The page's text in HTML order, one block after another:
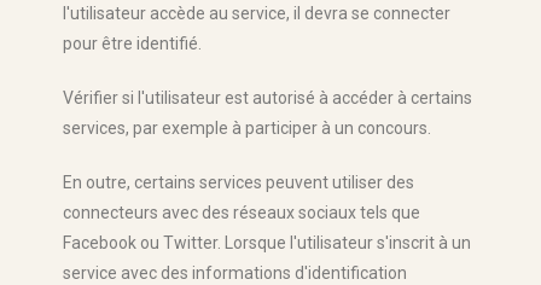
l'utilisateur accède au service, il devra se connecter
pour être identifié.
Vérifier si l'utilisateur est autorisé à accéder à certains
services, par exemple à participer à un concours.
En outre, certains services peuvent utiliser des
connecteurs avec des réseaux sociaux tels que
Facebook ou Twitter. Lorsque l'utilisateur s'inscrit à un
service avec des informations d'identification